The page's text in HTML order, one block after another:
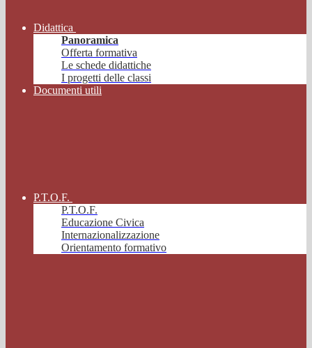
Didattica
Panoramica
Offerta formativa
Le schede didattiche
I progetti delle classi
Documenti utili
P.T.O.F.
P.T.O.F.
Educazione Civica
Internazionalizzazione
Orientamento formativo